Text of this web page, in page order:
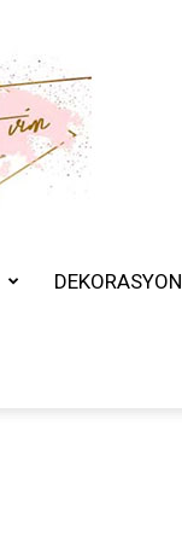
DEKORASYON